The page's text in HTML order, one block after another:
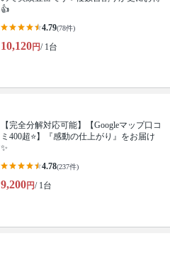
👍
4.79(78件)
10,120円/ 1台
【完全分解対応可能】【Googleマップ口コ
ミ400超⭐】『感動の仕上がり』をお届け
✨
4.78(237件)
9,200円/ 1台